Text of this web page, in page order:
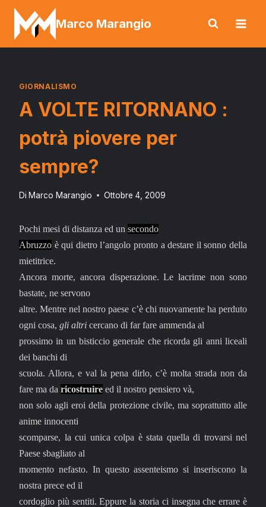
Salta
contenuto
Marco Marangio
GIORNALISMO
A VOLTE RITORNANO :
potrà piovere per
sempre?
Di Marco Marangio Ottobre 4, 2009
Pochi mesi di distanza ed un secondo
Abruzzo è qui dietro l’angolo pronto a destare il sonno della
mietitrice.
Ancora morte, ancora disperazione. Le lacrime non sono
bastate, ne servono
altre. Mentre nel nostro paese c’è chi nuovamente ha perduto
ogni cosa, gli altri cercano di far fare ammenda al
prossimo in un bisticcio generale che ricorda gli anni liceali
dei banchi di
scuola. Allora, e val la pena dirlo, c’è molta strada non da
fare ma da ricostruire ed il nostro pensiero và,
non solo agli eroi della protezione civile, ma soprattutto alle
anime innocenti
scomparse, la cui unica colpa è stata quella di trovarsi nel
Paese sbagliato al
momento nefasto. In questo assenteismo si inseriscono la
nostra prece ed il
cordoglio più sentiti. Eppure la storia ci insegna che errare è